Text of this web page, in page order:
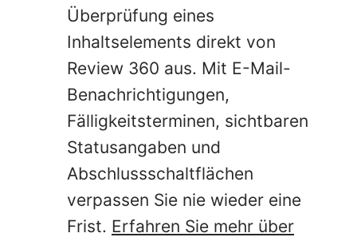
Überprüfung eines
Inhaltselements direkt von
Review 360 aus. Mit E-Mail-
Benachrichtigungen,
Fälligkeitsterminen, sichtbaren
Statusangaben und
Abschlussschaltflächen
verpassen Sie nie wieder eine
Frist. Erfahren Sie mehr über